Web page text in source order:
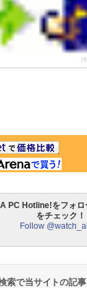
[
PC Hotline!をフォロ
をチェック！
Follow
索で当サイトの記